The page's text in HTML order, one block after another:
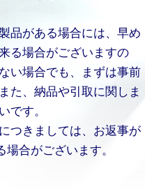
品がある場合には、早め
る場合がございますの
い場合でも、まずは事前
た、納品や引取に関しま
です。
つきましては、お返事が
合がございます。